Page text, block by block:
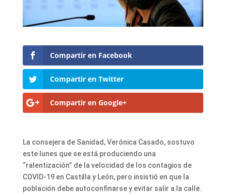
Compartir en Facebook
Compartir en Twitter
Compartir en Google+
La consejera de Sanidad, Verónica Casado, sostuvo
este lunes que se está produciendo una
“ralentización” de la velocidad de los contagios de
COVID-19 en Castilla y León, pero insistió en que la
población debe autoconfinarse y evitar salir a la calle.